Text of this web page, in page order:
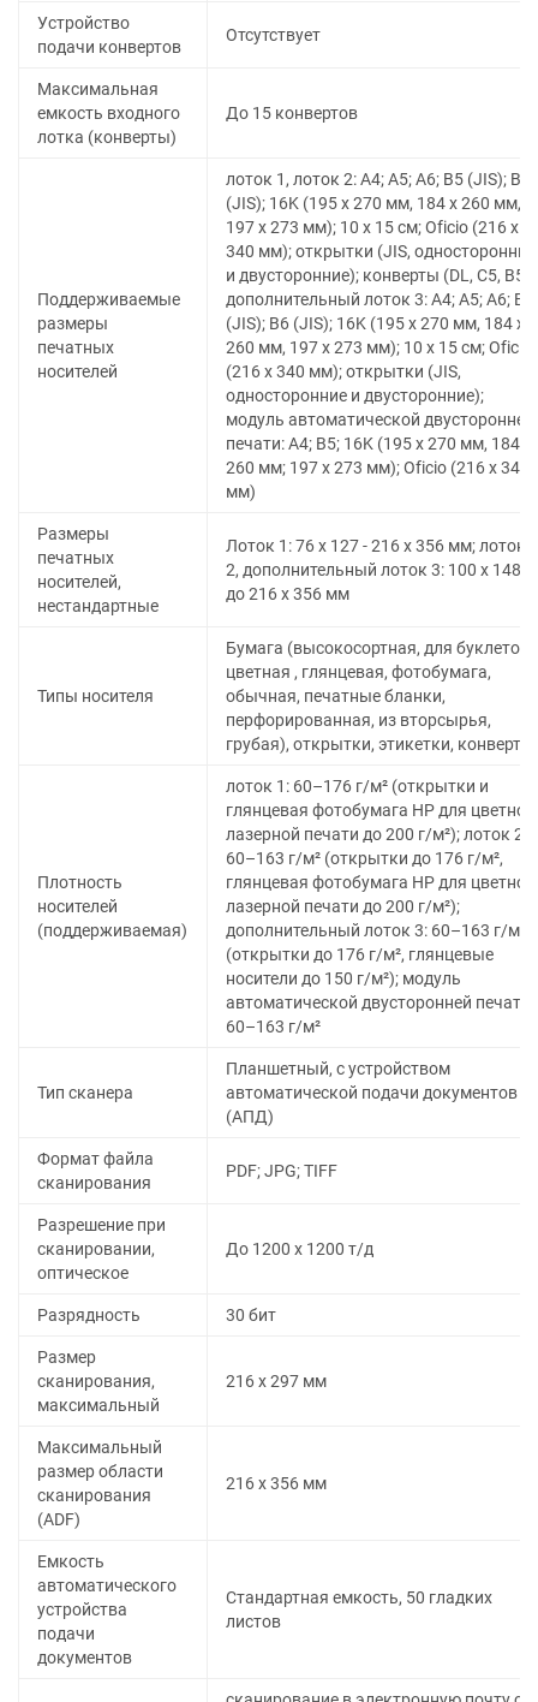
Устройство
подачи конвертов
Отсутствует
Максимальная
емкость входного
лотка (конверты)
До 15 конвертов
Поддерживаемые
размеры
печатных
носителей
лоток 1, лоток 2: A4; A5; A6; B5 (JIS); B6
(JIS); 16K (195 x 270 мм, 184 x 260 мм,
197 x 273 мм); 10 x 15 см; Oficio (216 x
340 мм); открытки (JIS, односторонние
и двусторонние); конверты (DL, C5, B5);
дополнительный лоток 3: A4; A5; A6; B5
(JIS); B6 (JIS); 16K (195 x 270 мм, 184 x
260 мм, 197 x 273 мм); 10 x 15 см; Oficio
(216 x 340 мм); открытки (JIS,
односторонние и двусторонние);
модуль автоматической двусторонней
печати: A4; B5; 16K (195 x 270 мм, 184 x
260 мм; 197 x 273 мм); Oficio (216 x 340
мм)
Размеры
печатных
носителей,
нестандартные
Лоток 1: 76 x 127 - 216 x 356 мм; лоток
2, дополнительный лоток 3: 100 x 148
до 216 x 356 мм
Типы носителя
Бумага (высокосортная, для буклетов,
цветная , глянцевая, фотобумага,
обычная, печатные бланки,
перфорированная, из вторсырья,
грубая), открытки, этикетки, конверты
Плотность
носителей
(поддерживаемая)
лоток 1: 60–176 г/м² (открытки и
глянцевая фотобумага HP для цветной
лазерной печати до 200 г/м²); лоток 2:
60–163 г/м² (открытки до 176 г/м²,
глянцевая фотобумага HP для цветной
лазерной печати до 200 г/м²);
дополнительный лоток 3: 60–163 г/м²
(открытки до 176 г/м², глянцевые
носители до 150 г/м²); модуль
автоматической двусторонней печати:
60–163 г/м²
Тип сканера
Планшетный, с устройством
автоматической подачи документов
(АПД)
Формат файла
сканирования
PDF; JPG; TIFF
Разрешение при
сканировании,
оптическое
До 1200 х 1200 т/д
Разрядность 30 бит
Размер
сканирования,
максимальный
216 x 297 мм
Максимальный
размер области
сканирования
(ADF)
216 x 356 мм
Емкость
автоматического
устройства
подачи
документов
Стандартная емкость, 50 гладких
листов